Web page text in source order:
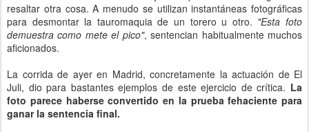
resaltar otra cosa. A menudo se utilizan instantáneas fotográficas
para desmontar la tauromaquia de un torero u otro. "Esta foto
demuestra como mete el pico", sentencian habitualmente muchos
aficionados.
La corrida de ayer en Madrid, concretamente la actuación de El
Juli, dio para bastantes ejemplos de este ejercicio de crítica. La
foto parece haberse convertido en la prueba fehaciente para
ganar la sentencia final.